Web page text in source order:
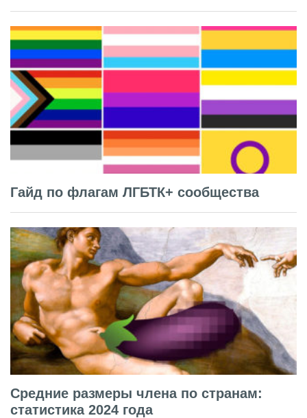
Гайд по флагам ЛГБТК+ сообщества
Средние размеры члена по странам:
статистика 2024 года